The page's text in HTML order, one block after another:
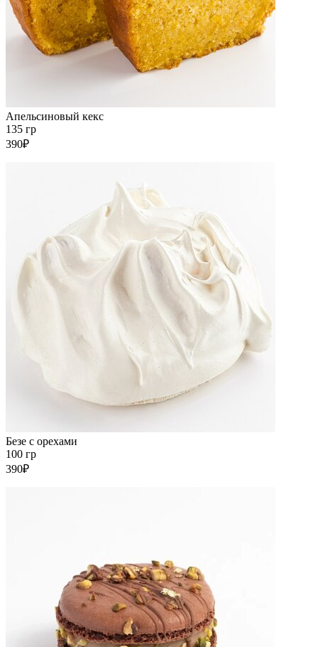
Апельсиновый кекс
135 гр
390₽
Безе с орехами
100 гр
390₽